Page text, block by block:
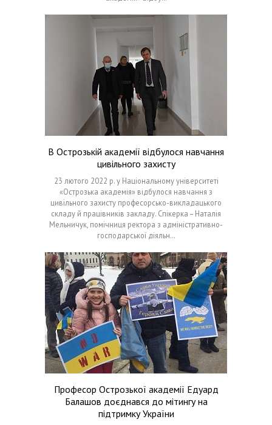
В Острозькій академії відбулося навчання
цивільного захисту
23 лютого 2022 р. у Національному університеті
«Острозька академія» відбулося навчання з
цивільного захисту професорсько-викладацького
складу й працівників закладу. Спікерка – Наталія
Мельничук, помічниця ректора з адміністративно-
господарської діяльн…
Професор Острозької академії Едуард
Балашов доєднався до мітингу на
підтримку України